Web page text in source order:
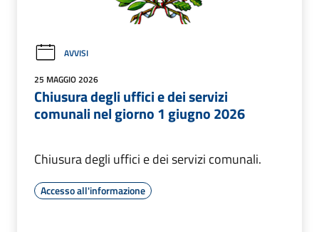
AVVISI
25 MAGGIO 2026
Chiusura degli uffici e dei servizi
comunali nel giorno 1 giugno 2026
Chiusura degli uffici e dei servizi comunali.
Accesso all'informazione